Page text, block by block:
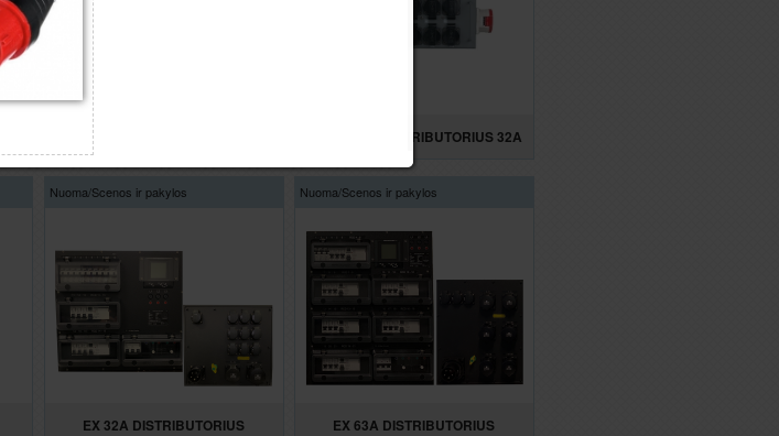
ELEKTROS DISTRIBUTORIUS 32A ELEKTROS DISTRIBUTORIUS 32A
Nuoma/Scenos ir pakylos
EX 32A DISTRIBUTORIUS
Nuoma/Scenos ir pakylos
EX 63A DISTRIBUTORIUS